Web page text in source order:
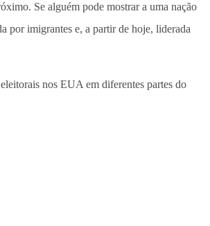
Se alguém pode mostrar a uma nação
por imigrantes e, a partir de hoje, liderada
nos EUA em diferentes partes do